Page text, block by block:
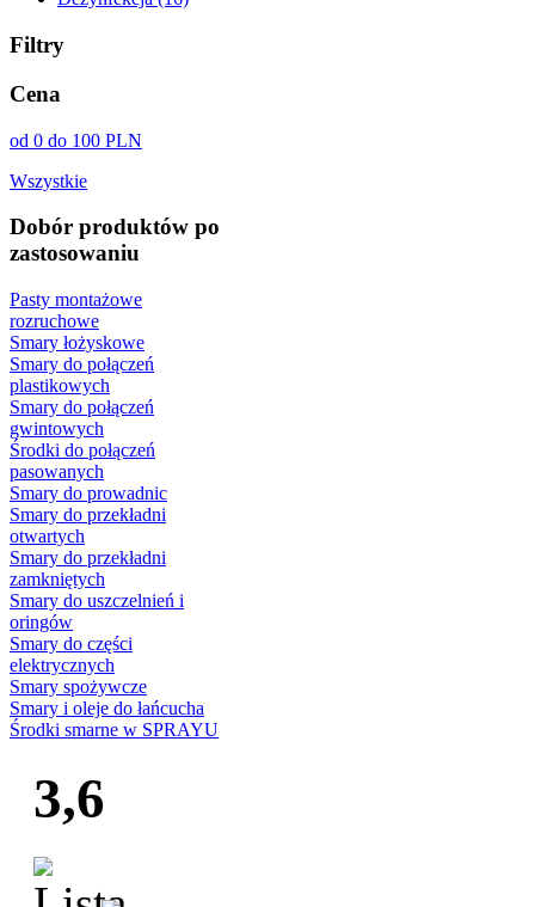
Filtry
Cena
od 0 do 100 PLN
Wszystkie
Dobór produktów po
zastosowaniu
Pasty montażowe
rozruchowe
Smary łożyskowe
Smary do połączeń
plastikowych
Smary do połączeń
gwintowych
Środki do połączeń
pasowanych
Smary do prowadnic
Smary do przekładni
otwartych
Smary do przekładni
zamkniętych
Smary do uszczelnień i
oringów
Smary do części
elektrycznych
Smary spożywcze
Smary i oleje do łańcucha
Środki smarne w SPRAYU
3,6